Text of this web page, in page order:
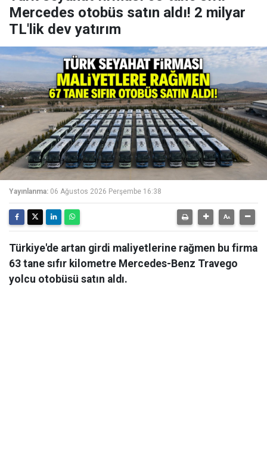
Mercedes otobüs satın aldı! 2 milyar
TL'lik dev yatırım
Yayınlanma: 06 Ağustos 2026 Perşembe 16:38
Türkiye'de artan girdi maliyetlerine rağmen bu firma
63 tane sıfır kilometre Mercedes-Benz Travego
yolcu otobüsü satın aldı.